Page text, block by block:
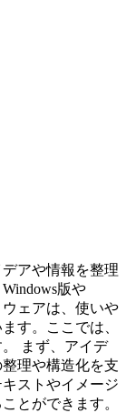
アや情報を整理
版や
ェアは、使いや
す。ここでは、
まず、アイデ
理や構造化を支
ストやイメージ
とができます。